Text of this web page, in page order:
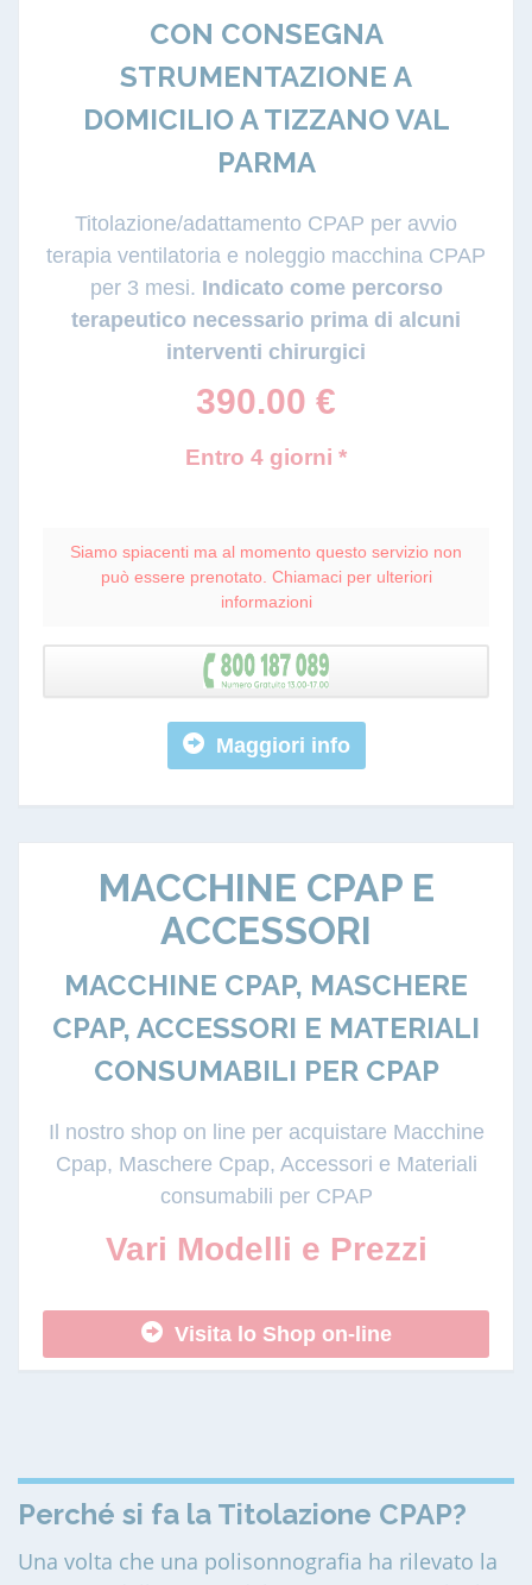
CON CONSEGNA
STRUMENTAZIONE A
DOMICILIO A TIZZANO VAL
PARMA
Titolazione/adattamento CPAP per avvio
terapia ventilatoria e noleggio macchina CPAP
per 3 mesi. Indicato come percorso
terapeutico necessario prima di alcuni
interventi chirurgici
390.00 €
Entro 4 giorni *
Siamo spiacenti ma al momento questo servizio non
può essere prenotato. Chiamaci per ulteriori
informazioni
Maggiori info
MACCHINE CPAP E
ACCESSORI
MACCHINE CPAP, MASCHERE
CPAP, ACCESSORI E MATERIALI
CONSUMABILI PER CPAP
Il nostro shop on line per acquistare Macchine
Cpap, Maschere Cpap, Accessori e Materiali
consumabili per CPAP
Vari Modelli e Prezzi
Visita lo Shop on-line
Perché si fa la Titolazione CPAP?
Una volta che una polisonnografia ha rilevato la